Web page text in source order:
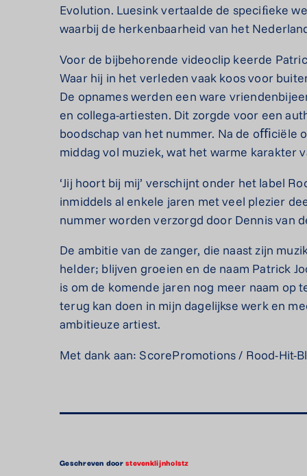
Evolution. Luesink vertaalde de speciﬁeke
waarbij de herkenbaarheid van het
Voor de bijbehorende videoclip keerde
Waar hij in het verleden vaak koos voor
De opnames werden een ware
en collega-artiesten. Dit zorgde voor een
boodschap van het nummer. Na de oﬃciële
middag vol muziek, wat het warme karakter
‘Jij hoort bij mij’ verschijnt onder het label
inmiddels al enkele jaren met veel plezier
nummer worden verzorgd door Dennis van
De ambitie van de zanger, die naast zijn
helder; blijven groeien en de naam Patrick
is om de komende jaren nog meer naam op
terug kan doen in mijn dagelijkse werk en
ambitieuze artiest.
Met dank aan: ScorePromotions / Rood-Hit-
Geschreven doorstevenklijnholstz